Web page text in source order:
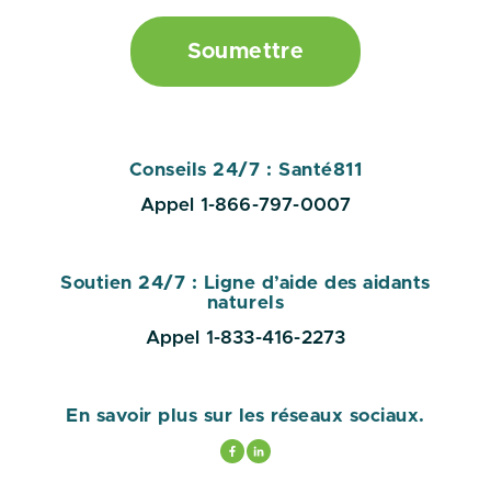
Soumettre
Conseils 24/7 : Santé811
Appel 1-866-797-0007
Soutien 24/7 : Ligne d’aide des aidants
naturels
Appel 1-833-416-2273
En savoir plus sur les réseaux sociaux.